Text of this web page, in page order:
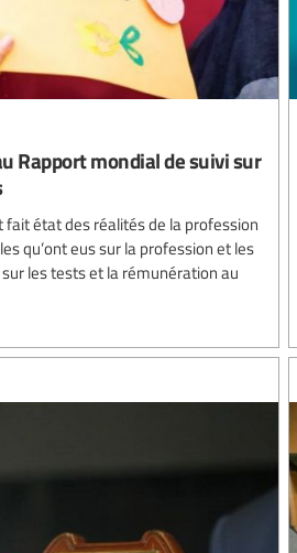
Rapport mondial de suivi sur
état des réalités de la profession
qu’ont eus sur la profession et les
les tests et la rémunération au